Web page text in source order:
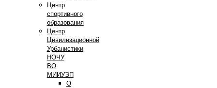
Центр
спортивного
образования
Центр
Цивилизационной
Урбанистики
НОЧУ
ВО
МИИУЭП
О